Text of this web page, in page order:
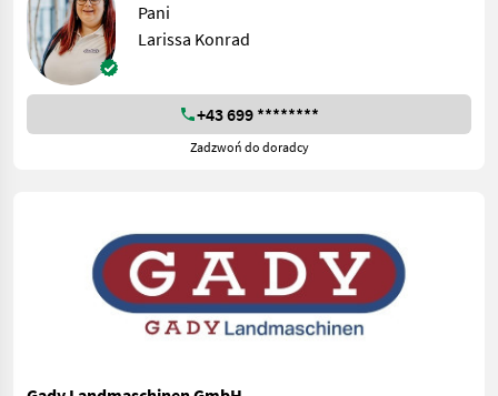
Pani
Larissa Konrad
+43 699 ********
Zadzwoń do doradcy